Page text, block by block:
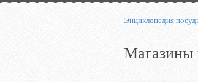
Энциклопедия
Магазины